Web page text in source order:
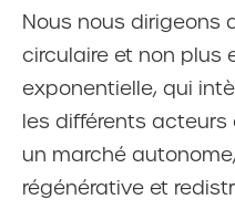
Nous nous dirigeons
circulaire et non plus
exponentielle, qui
les différents
un marché
régénérative et